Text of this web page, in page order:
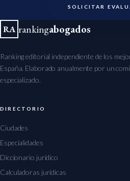
SOLICITAR
RA rankingabogados
Ranking editorial independiente de los
España. Elaborado anualmente por un
especializado.
DIRECTORIO
Ciudades
Especialidades
Diccionario jurídico
Calculadoras jurídicas